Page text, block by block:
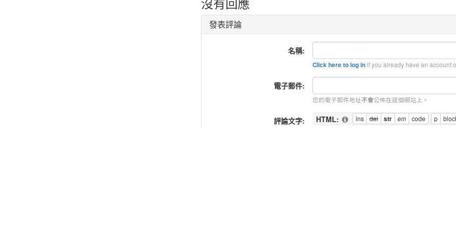
發表評論
名稱:
Click here to log inif you already have an account
電子郵件:
您的電子郵件地址不會公佈在這個網站上。
評論文字: HTML: